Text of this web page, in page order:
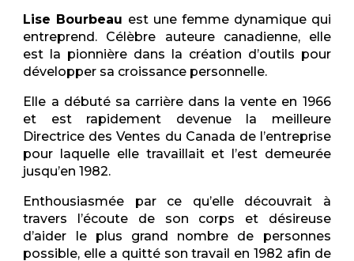
Lise Bourbeau est une femme dynamique qui
entreprend. Célèbre auteure canadienne, elle
est la pionnière dans la création d’outils pour
développer sa croissance personnelle.
Elle a débuté sa carrière dans la vente en 1966
et est rapidement devenue la meilleure
Directrice des Ventes du Canada de l’entreprise
pour laquelle elle travaillait et l’est demeurée
jusqu’en 1982.
Enthousiasmée par ce qu’elle découvrait à
travers l’écoute de son corps et désireuse
d’aider le plus grand nombre de personnes
possible, elle a quitté son travail en 1982 afin de